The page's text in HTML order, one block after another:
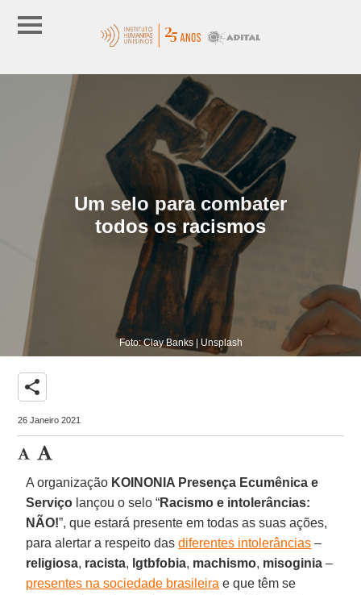
Um selo para combater
todos os racismos
Foto: Clay Banks | Unsplash
share
26 Janeiro 2021
A organização KOINONIA Presença Ecumênica e
Serviço lançou o selo “Racismo e intolerâncias:
NÃO!”, que estará presente em todas as suas ações,
para alertar a respeito dasdiferentes intolerâncias –
religiosa, racista, lgtbfobia, machismo, misoginia –
presentes na sociedade brasileira e que têm se